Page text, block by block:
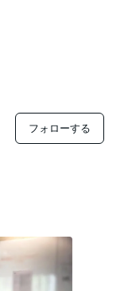
フォローする